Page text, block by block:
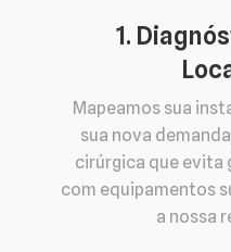
1.
Mapeamos sua
sua nova
cirúrgica que evita
com equipamentos
a nossa